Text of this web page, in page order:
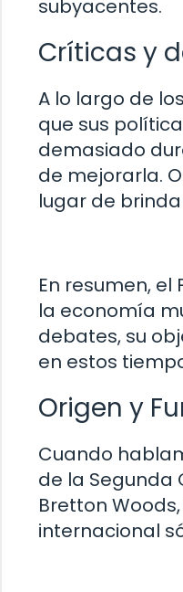
subyacentes.
Críticas y
A lo largo de
que sus
demasiado
de mejorarla.
lugar de
En resumen,
la economía
debates, su
en estos
Origen y
Cuando
de la Segunda
Bretton
internacional